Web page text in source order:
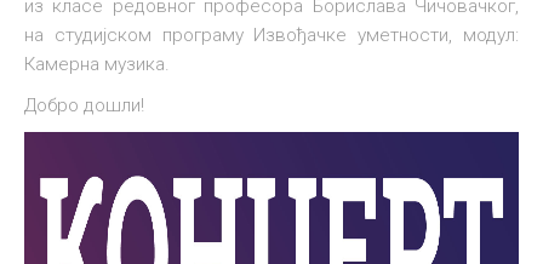
из класе редовног професора Борислава Чичовачког,
на студијском програму Извођачке уметности, модул:
Камерна музика.
Добро дошли!